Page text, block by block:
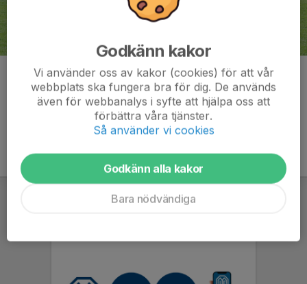
Kommentarer
Godkänn kakor
Vi använder oss av kakor (cookies) för att vår
webbplats ska fungera bra för dig. De används
även för webbanalys i syfte att hjälpa oss att
förbättra våra tjänster.
Så använder vi cookies
Godkänn alla kakor
Bara nödvändiga